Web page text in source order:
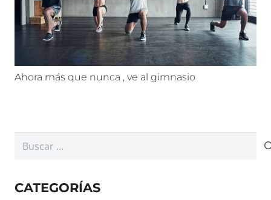
Ahora más que nunca , ve al gimnasio
Buscar:
CATEGORÍAS